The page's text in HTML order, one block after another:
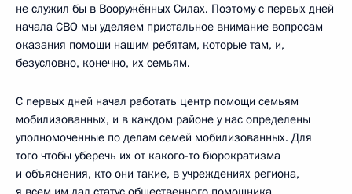
не служил бы в Вооружённых Силах. Поэтому с первых дней
начала СВО мы уделяем пристальное внимание вопросам
оказания помощи нашим ребятам, которые там, и,
безусловно, конечно, их семьям.
С первых дней начал работать центр помощи семьям
мобилизованных, и в каждом районе у нас определены
уполномоченные по делам семей мобилизованных. Для
того чтобы уберечь их от какого-то бюрократизма
и объяснения, кто они такие, в учреждениях региона,